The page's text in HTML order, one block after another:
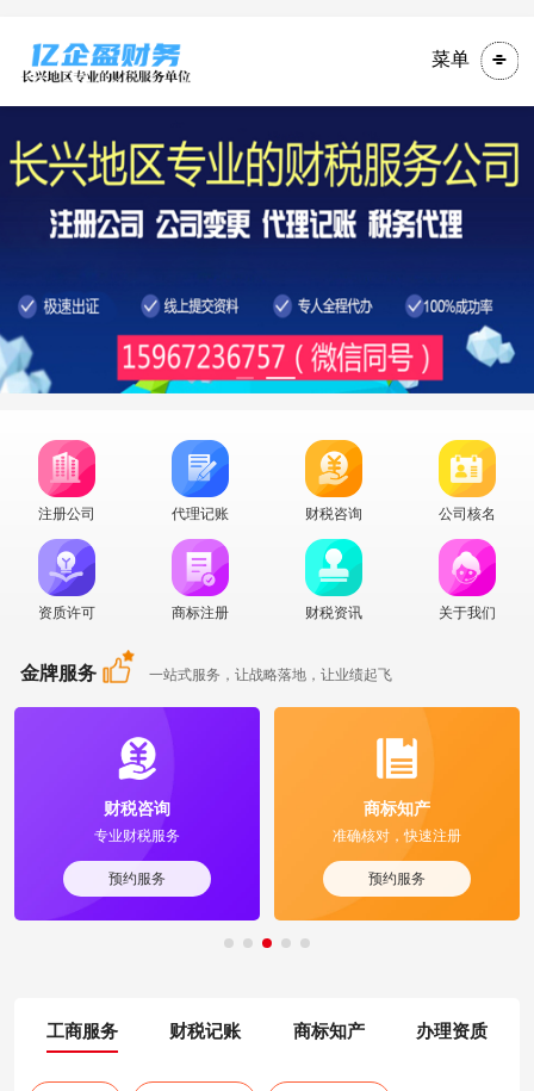
菜单
注册公司 代理记账 财税咨询 公司核名
资质许可 商标注册 财税资讯 关于我们
金牌服务 一站式服务，让战略落地，让业绩起飞
财税咨询
专业财税服务
预约服务
商标知产
准确核对，快速注册
预约服务
工商服务 财税记账 商标知产 办理资质